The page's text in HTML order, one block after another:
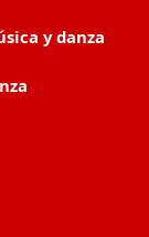
y danza